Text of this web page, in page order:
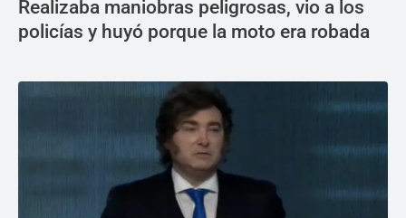
Realizaba maniobras peligrosas, vio a los
policías y huyó porque la moto era robada